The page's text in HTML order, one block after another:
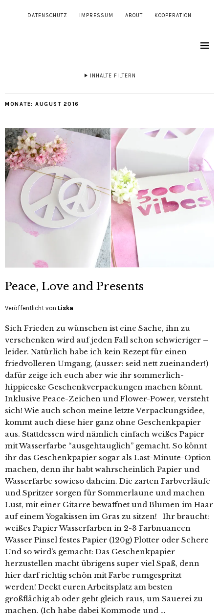
DATENSCHUTZ IMPRESSUM ABOUT KOOPERATION
INHALTE FILTERN
MONATE: AUGUST 2016
Peace, Love and Presents
Veröffentlicht von Liska
Sich Frieden zu wünschen ist eine Sache, ihn zu
verschenken wird auf jeden Fall schon schwieriger –
leider. Natürlich habe ich kein Rezept für einen
friedvolleren Umgang, (ausser: seid nett zueinander!)
dafür zeige ich euch aber wie ihr sommerlich-
hippieeske Geschenkverpackungen machen könnt.
Inklusive Peace-Zeichen und Flower-Power, versteht
sich! Wie auch schon meine letzte Verpackungsidee,
kommt auch diese hier ganz ohne Geschenkpapier
aus. Stattdessen wird nämlich einfach weißes Papier
mit Wasserfarbe “ausgehtauglich” gemacht. So könnt
ihr das Geschenkpapier sogar als Last-Minute-Option
machen, denn ihr habt wahrscheinlich Papier und
Wasserfarbe sowieso daheim. Die zarten Farbverläufe
und Spritzer sorgen für Sommerlaune und machen
Lust, mit einer Gitarre bewaffnet und Blumen im Haar
auf einem Yogakissen im Gras zu sitzen! Ihr braucht:
weißes Papier Wasserfarben in 2-3 Farbnuancen
Wasser Pinsel festes Papier (120g) Plotter oder Schere
Und so wird’s gemacht: Das Geschenkpapier
herzustellen macht übrigens super viel Spaß, denn
hier darf richtig schön mit Farbe rumgespritzt
werden! Deckt euren Arbeitsplatz am besten
großflächig ab oder geht gleich raus, um Sauerei zu
machen. (Ich habe dabei Kommode und …